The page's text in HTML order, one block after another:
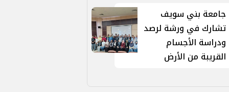
جامعة بني سويف
تشارك في ورشة لرصد
ودراسة الأجسام
القريبة من الأرض